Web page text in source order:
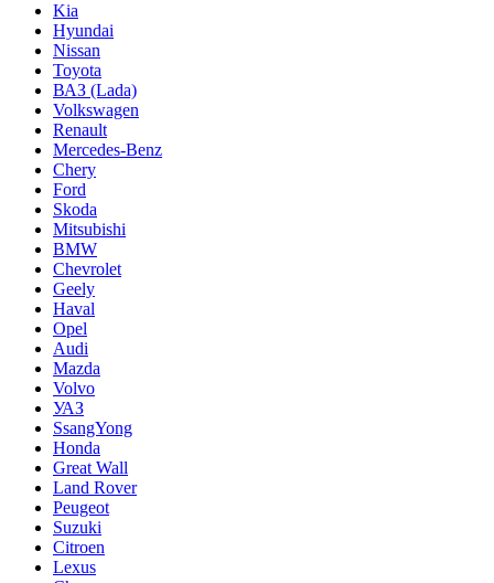
Kia
Hyundai
Nissan
Toyota
ВАЗ (Lada)
Volkswagen
Renault
Mercedes-Benz
Chery
Ford
Skoda
Mitsubishi
BMW
Chevrolet
Geely
Haval
Opel
Audi
Mazda
Volvo
УАЗ
SsangYong
Honda
Great Wall
Land Rover
Peugeot
Suzuki
Citroen
Lexus